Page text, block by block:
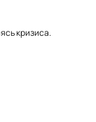
кризиса.